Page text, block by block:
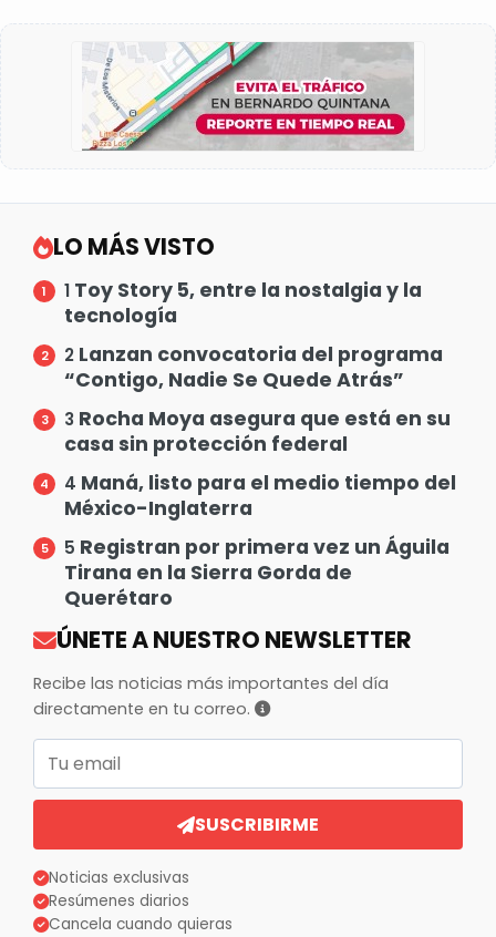
LO MÁS VISTO
1 Toy Story 5, entre la nostalgia y la
tecnología
2 Lanzan convocatoria del programa
“Contigo, Nadie Se Quede Atrás”
3 Rocha Moya asegura que está en su
casa sin protección federal
4 Maná, listo para el medio tiempo del
México-Inglaterra
5 Registran por primera vez un Águila
Tirana en la Sierra Gorda de
Querétaro
ÚNETE A NUESTRO NEWSLETTER
Recibe las noticias más importantes del día
directamente en tu correo.
Correo electrónico
SUSCRIBIRME
Noticias exclusivas
Resúmenes diarios
Cancela cuando quieras